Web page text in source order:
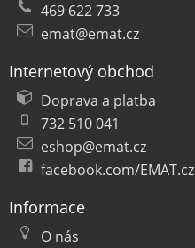
469 622 733
emat@emat.cz
Internetový obchod
Doprava a platba
732 510 041
eshop@emat.cz
facebook.com/EMAT.cz
Informace
O nás